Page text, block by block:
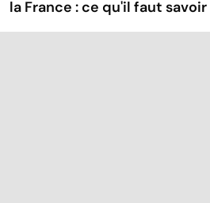
la France : ce qu'il faut savoir